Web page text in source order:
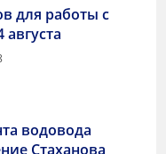
для работы с
водовода
Стаханова